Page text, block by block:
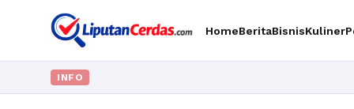
HomeBeritaBisnisKuliner
INFO